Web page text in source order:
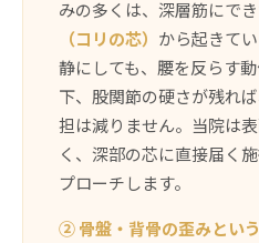
みの多くは、深層筋にで
（コリの芯） から起きて
静にしても、腰を反らす
下、股関節の硬さが残れ
担は減りません。当院は
く、深部の芯に直接届く
プローチします。
② 骨盤・背骨の歪みとい